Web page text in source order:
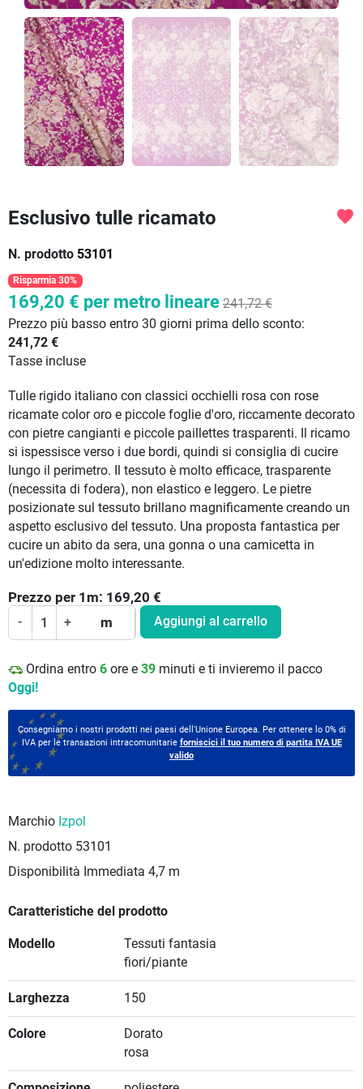
Esclusivo tulle ricamato
N. prodotto 53101
favorite
Risparmia 30%
169,20 € per metro lineare 241,72 €
Prezzo più basso entro 30 giorni prima dello sconto:
241,72 €
Tasse incluse
Tulle rigido italiano con classici occhielli rosa con rose
ricamate color oro e piccole foglie d'oro, riccamente decorato
con pietre cangianti e piccole paillettes trasparenti. Il ricamo
si ispessisce verso i due bordi, quindi si consiglia di cucire
lungo il perimetro. Il tessuto è molto efficace, trasparente
(necessita di fodera), non elastico e leggero. Le pietre
posizionate sul tessuto brillano magnificamente creando un
aspetto esclusivo del tessuto. Una proposta fantastica per
cucire un abito da sera, una gonna o una camicetta in
un'edizione molto interessante.
Prezzo per 1 m: 169,20 €
- + m Aggiungi al carrello
Ordina entro 6 ore e 39 minuti e ti invieremo il pacco
Oggi!
Consegniamo i nostri prodotti nei paesi dell'Unione Europea. Per ottenere lo 0% di
IVA per le transazioni intracomunitarie forniscici il tuo numero di partita IVA UE
valido
Marchio Izpol
N. prodotto 53101
Disponibilità Immediata 4,7 m
Caratteristiche del prodotto
Modello
Tessuti fantasia
fiori/piante
Larghezza 150
Colore
Dorato
rosa